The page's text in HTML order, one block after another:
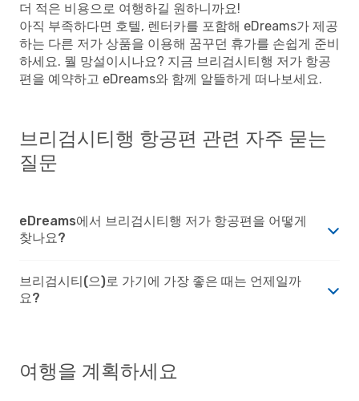
더 적은 비용으로 여행하길 원하니까요!
아직 부족하다면 호텔, 렌터카를 포함해 eDreams가 제공
하는 다른 저가 상품을 이용해 꿈꾸던 휴가를 손쉽게 준비
하세요. 뭘 망설이시나요? 지금 브리검시티행 저가 항공
편을 예약하고 eDreams와 함께 알뜰하게 떠나보세요.
브리검시티행 항공편 관련 자주 묻는
질문
eDreams에서 브리검시티행 저가 항공편을 어떻게
찾나요?
브리검시티(으)로 가기에 가장 좋은 때는 언제일까
요?
여행을 계획하세요